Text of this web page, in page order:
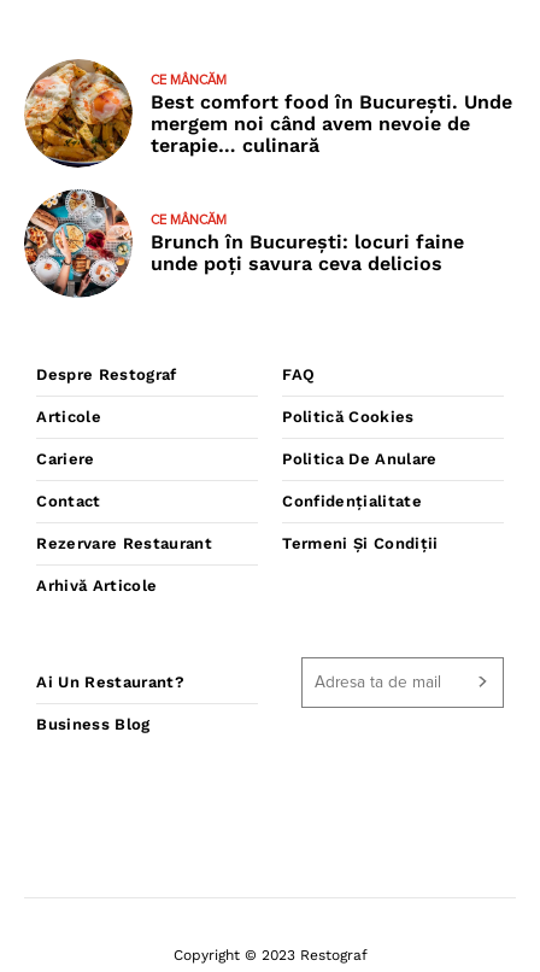
CE MÂNCĂM
Best comfort food în București. Unde
mergem noi când avem nevoie de
terapie… culinară
CE MÂNCĂM
Brunch în București: locuri faine
unde poţi savura ceva delicios
Despre Restograf
Articole
Cariere
Contact
Rezervare Restaurant
Arhivă Articole
FAQ
Politică Cookies
Politica De Anulare
Confidențialitate
Termeni Și Condiții
Ai Un Restaurant?
Business Blog
Copyright © 2023 Restograf